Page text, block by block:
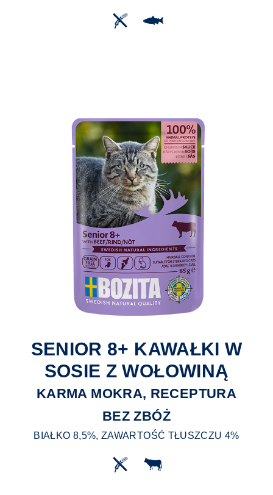
SENIOR 8+ KAWAŁKI W
SOSIE Z WOŁOWINĄ
KARMA MOKRA, RECEPTURA
BEZ ZBÓŻ
BIAŁKO 8,5%, ZAWARTOŚĆ TŁUSZCZU 4%